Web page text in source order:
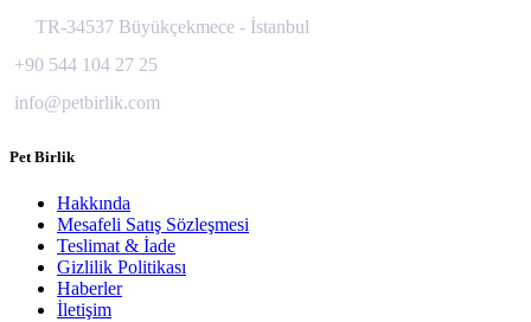
TR-34537 Büyükçekmece - İstanbul
+90 544 104 27 25
info@petbirlik.com
Pet Birlik
Hakkında
Mesafeli Satış Sözleşmesi
Teslimat & İade
Gizlilik Politikası
Haberler
İletişim